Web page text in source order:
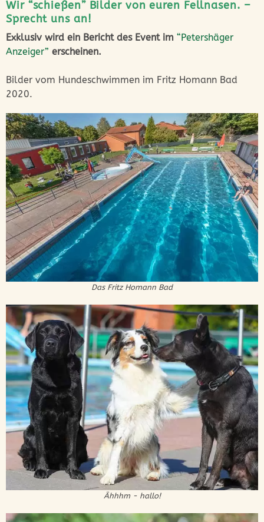
Wir “schießen” Bilder von euren Fellnasen. –
Sprecht uns an!
Exklusiv wird ein Bericht des Event im “Petershäger
Anzeiger” erscheinen.
Bilder vom Hundeschwimmen im Fritz Homann Bad
2020.
Das Fritz Homann Bad
Ähhhm - hallo!